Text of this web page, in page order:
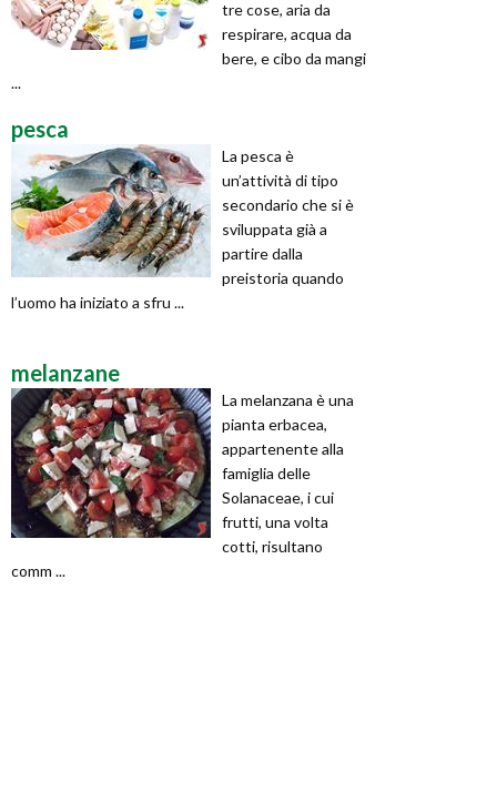
tre cose, aria da
respirare, acqua da
bere, e cibo da mangi
...
pesca
La pesca è
un’attività di tipo
secondario che si è
sviluppata già a
partire dalla
preistoria quando
l’uomo ha iniziato a sfru ...
melanzane
La melanzana è una
pianta erbacea,
appartenente alla
famiglia delle
Solanaceae, i cui
frutti, una volta
cotti, risultano
comm ...